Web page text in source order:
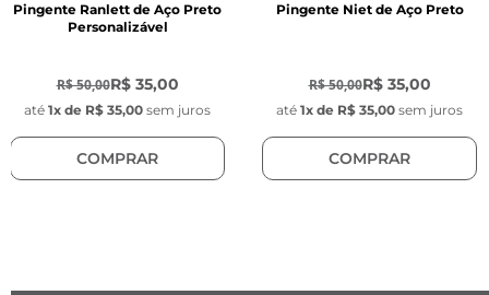
Pingente Ranlett de Aço Preto
Personalizável
R$ 50,00R$ 35,00
até 1x de R$ 35,00 sem juros
COMPRAR
Pingente Niet de Aço Preto
R$ 50,00R$ 35,00
até 1x de R$ 35,00 sem juros
COMPRAR